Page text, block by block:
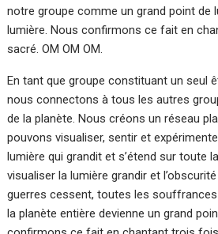
notre groupe comme un grand point de
lumière. Nous confirmons ce fait en
sacré. OM OM OM.
En tant que groupe constituant un seul
nous connectons à tous les autres
de la planète. Nous créons un réseau
pouvons visualiser, sentir et
lumière qui grandit et s’étend sur toute
visualiser la lumière grandir et
guerres cessent, toutes les souffrances
la planète entière devienne un grand